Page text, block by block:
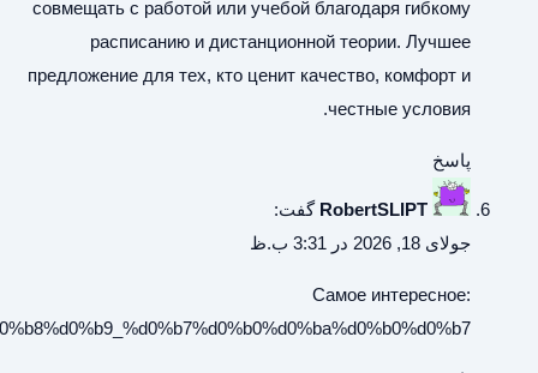
https://archeagewiki.ru/